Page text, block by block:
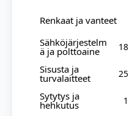
Renkaat ja vanteet
Sähköjärjestelm
ä ja polttoaine 18
Sisusta ja
turvalaitteet 25
Sytytys ja
hehkutus 1